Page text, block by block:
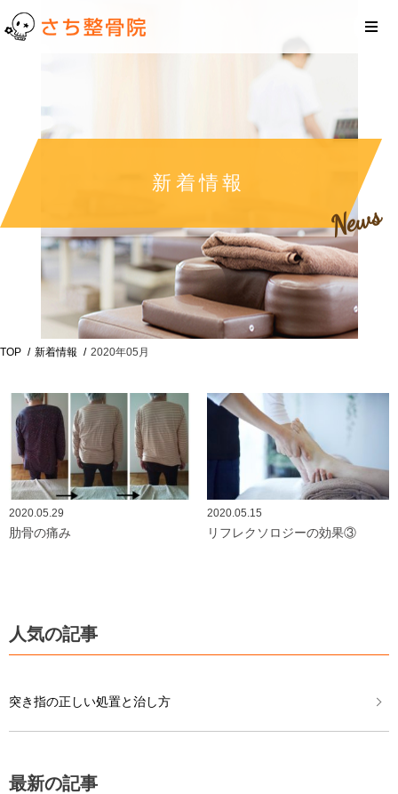
新着情報
News
TOP 新着情報 2020年05月
2020.05.29
肋骨の痛み
2020.05.15
リフレクソロジーの効果③
人気の記事
突き指の正しい処置と治し方
最新の記事